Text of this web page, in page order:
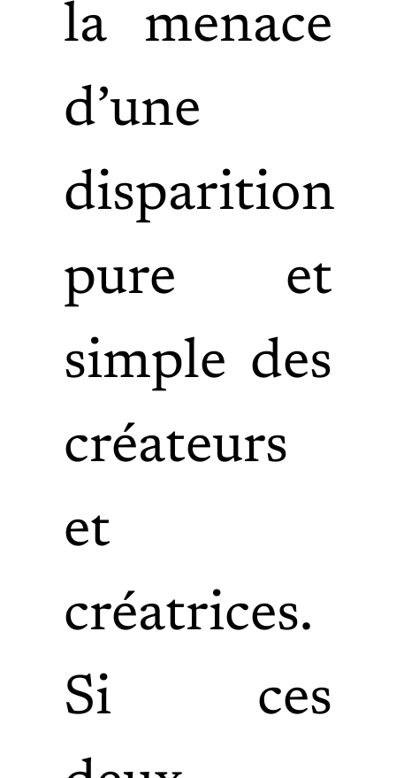
la menace
d’une
disparition
pure et
simple des
créateurs
et
créatrices.
Si ces